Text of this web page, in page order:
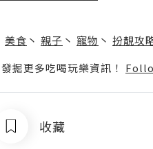
美食 丶 親子 丶 寵物 丶 扮靚攻
掘更多吃喝玩樂資訊！
收藏